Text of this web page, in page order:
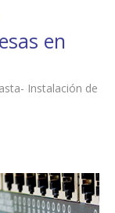
en
Instalación de